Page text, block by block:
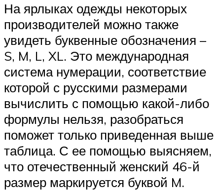
На ярлыках одежды некоторых
производителей можно также
увидеть буквенные обозначения –
S, M, L, XL. Это международная
система нумерации, соответствие
которой с русскими размерами
вычислить с помощью какой-либо
формулы нельзя, разобраться
поможет только приведенная выше
таблица. С ее помощью выясняем,
что отечественный женский 46-й
размер маркируется буквой M.